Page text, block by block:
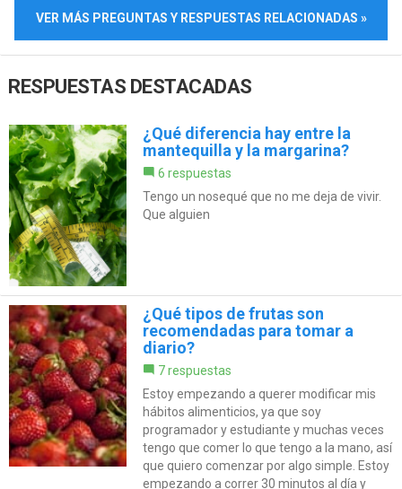
VER MÁS PREGUNTAS Y RESPUESTAS RELACIONADAS »
RESPUESTAS DESTACADAS
¿Qué diferencia hay entre la
mantequilla y la margarina?
6 respuestas
Tengo un nosequé que no me deja de vivir.
Que alguien
¿Qué tipos de frutas son
recomendadas para tomar a
diario?
7 respuestas
Estoy empezando a querer modificar mis
hábitos alimenticios, ya que soy
programador y estudiante y muchas veces
tengo que comer lo que tengo a la mano, así
que quiero comenzar por algo simple. Estoy
empezando a correr 30 minutos al día y